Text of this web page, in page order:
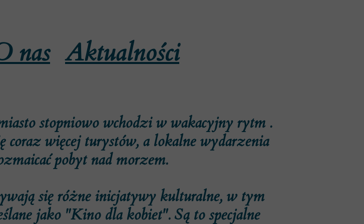
stopniowo wchodzi w wakacyjny rytm .
coraz więcej turystów, a lokalne wydarzenia
pobyt nad morzem.
się różne inicjatywy kulturalne, w tym
jako "Kino dla kobiet". Są to specjalne
nas Aktualności